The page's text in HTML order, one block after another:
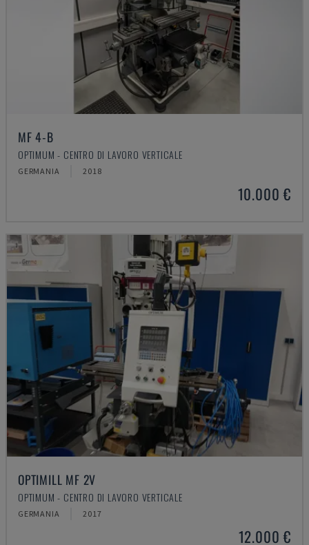
MF 4-B
OPTIMUM - CENTRO DI LAVORO VERTICALE
GERMANIA 2018
10.000 €
OPTIMILL MF 2V
OPTIMUM - CENTRO DI LAVORO VERTICALE
GERMANIA 2017
12.000 €